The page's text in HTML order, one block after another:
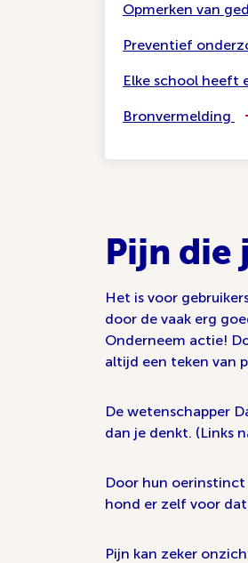
Opmerken van
Preventief
Elke school heeft
Bronvermelding
Pijn die
Het is voor
door de vaak erg
Onderneem actie!
altijd een teken van
De wetenschapper
dan je denkt. (Links
Door hun
hond er zelf voor
Pijn kan zeker